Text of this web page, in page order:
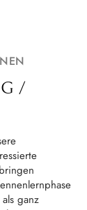
/
ganz